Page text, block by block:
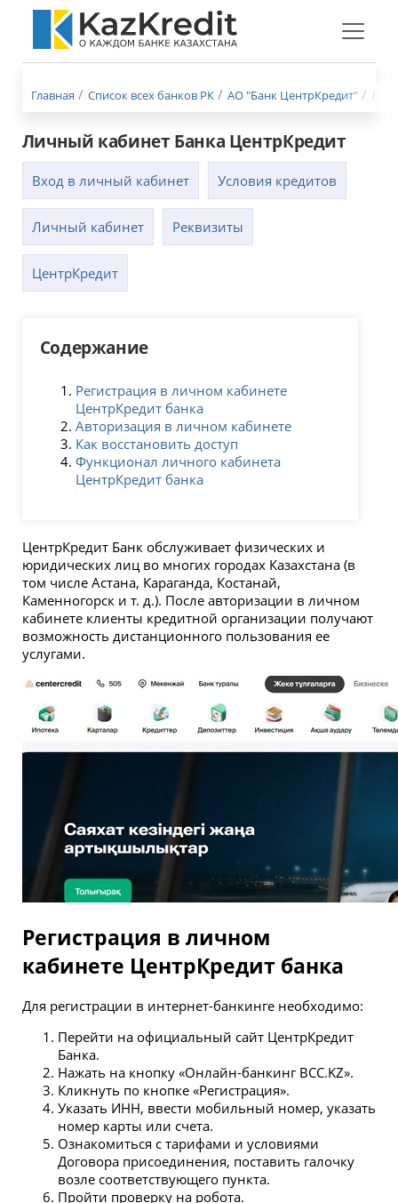
Меню
Главная Список всех банков РК АО "Банк ЦентрКредит"
Личный кабинет Банка ЦентрКредит
Вход в личный кабинет Условия кредитов
Личный кабинет Реквизиты
ЦентрКредит
Содержание
Регистрация в личном кабинете
ЦентрКредит банка
Авторизация в личном кабинете
Как восстановить доступ
Функционал личного кабинета
ЦентрКредит банка
ЦентрКредит Банк обслуживает физических и
юридических лиц во многих городах Казахстана (в
том числе Астана, Караганда, Костанай,
Каменногорск и т. д.). После авторизации в личном
кабинете клиенты кредитной организации получают
возможность дистанционного пользования ее
услугами.
Регистрация в личном
кабинете ЦентрКредит банка
Для регистрации в интернет-банкинге необходимо:
Перейти на официальный сайт ЦентрКредит
Банка.
Нажать на кнопку «Онлайн-банкинг BCC.KZ».
Кликнуть по кнопке «Регистрация».
Указать ИНН, ввести мобильный номер, указать
номер карты или счета.
Ознакомиться с тарифами и условиями
Договора присоединения, поставить галочку
возле соответствующего пункта.
Пройти проверку на робота.